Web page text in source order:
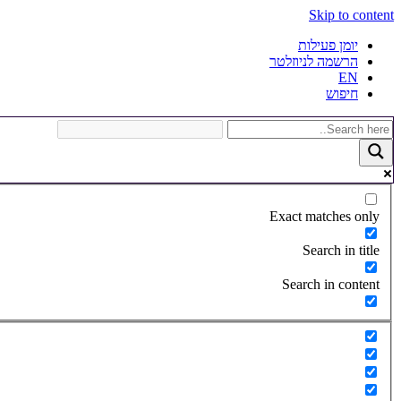
Skip to content
יומן פעילות
הרשמה לניוזלטר
EN
חיפוש
Exact matches only
Search in title
Search in content